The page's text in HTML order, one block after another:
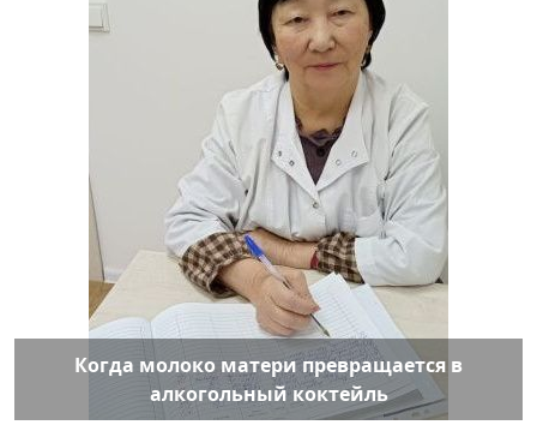
Когда молоко матери превращается в
алкогольный коктейль